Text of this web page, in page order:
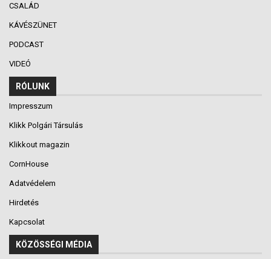
CSALÁD
KÁVÉSZÜNET
PODCAST
VIDEÓ
RÓLUNK
Impresszum
Klikk Polgári Társulás
Klikkout magazin
CornHouse
Adatvédelem
Hirdetés
Kapcsolat
KÖZÖSSÉGI MÉDIA